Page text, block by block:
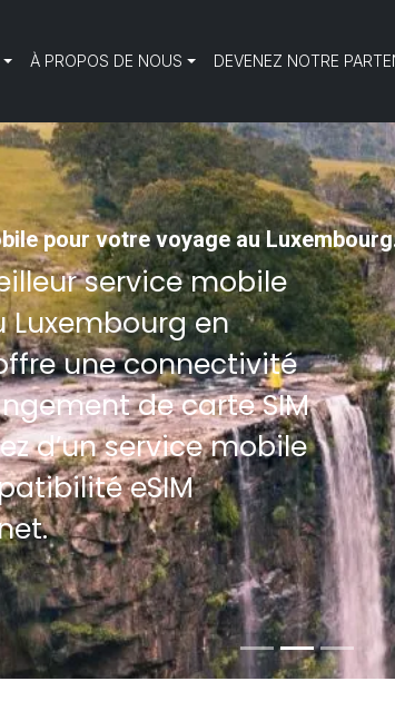
À PROPOS DE NOUS DEVENEZ NOTRE
pour votre voyage au
service mobile
Luxembourg en
une connectivité
de carte SIM
d’un service mobile
eSIM